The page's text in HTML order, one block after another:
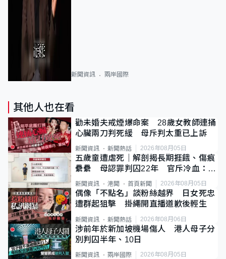
新聞資訊 兩岸國際
其他人也在看
勸未婚夫戒煙爆命案 28歲女教師連捅
心臟兩刀判死緩 母斥判太重已上訴
新聞資訊 新聞熱話 2026年08月05日
五歲童遭虐死｜解剖揭長期捱餓、傷痕
纍纍 母認罪判囚22年 官斥冷血：同
類案最惡劣
新聞資訊 港聞 首頁新聞 2026年08月05日
偶像「不點名」談粉絲越界 日女死忠
遭群起狙擊 掛繩開直播道歉後輕生
新聞資訊 新聞熱話 2026年08月06日
涉前年於新加坡機場傷人 港人母子分
別判囚半年、10日
新聞資訊 兩岸國際 2026年08月05日